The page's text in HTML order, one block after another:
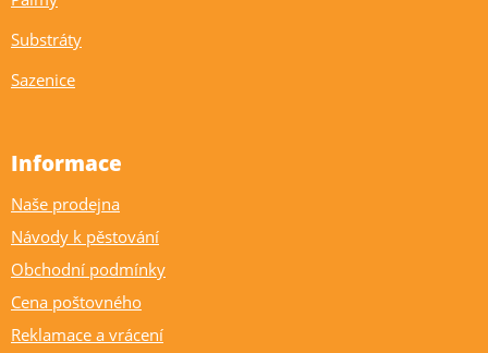
Substráty
Sazenice
Informace
Naše prodejna
Návody k pěstování
Obchodní podmínky
Cena poštovného
Reklamace a vrácení